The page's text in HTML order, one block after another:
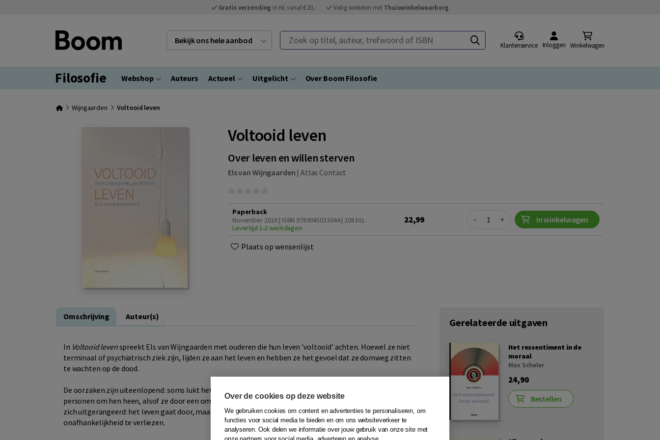
Gratis verzending in NL vanaf € 20,- Veilig winkelen met Thuiswinkelwaarborg
Bekijk ons hele aanbod Zoek op titel, auteur, trefwoord of ISBN
Klantenservice Inloggen Winkelwagen
Filosofie Webshop Auteurs Actueel Uitgelicht Over Boom Filosofie
Wijngaarden Voltooid leven
Voltooid leven
Over leven en willen sterven
Els van Wijngaarden |Atlas Contact
Paperback
November 2016 | ISBN 9789045033044| 208 blz.
Levertijd 1-2 werkdagen
22,99 Quantity
− + In winkelwagen
Plaats op wensenlijst
Omschrijving Auteur(s)
In Voltooid levenspreekt Els van Wijngaarden met ouderen die hun leven 'voltooid' achten. Hoewel ze niet
terminaal of psychiatrisch ziek zijn, lijden ze aan het leven en hebben ze het gevoel dat ze domweg zitten
te wachten op de dood.
De oorzaken zijn uiteenlopend: soms lukt het hun niet meer om echt verbinding te maken met de
personen om hen heen, alsof ze door een omgekeerde verrekijker naar de wereld kijken. Sommigen voelen
zich uitgerangeerd: het leven gaat door, maar zij staan aan de zijlijn. Anderen vrezen vooral hun
onafhankelijkheid te verliezen.
Gerelateerde uitgaven
Het ressentiment in de
moraal
Max Scheler
24,90
Bestellen
Over de cookies op deze website
We gebruiken cookies om content en advertenties te personaliseren, om
functies voor social media te bieden en om ons websiteverkeer te
analyseren. Ook delen we informatie over jouw gebruik van onze site met
onze partners voor social media, adverteren en analyse.